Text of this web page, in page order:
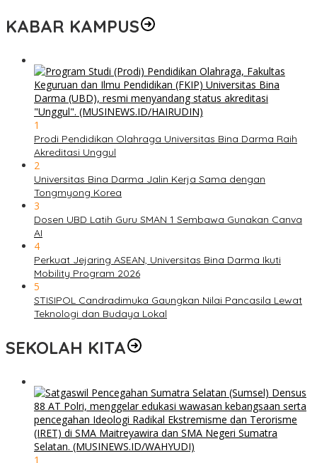
KABAR KAMPUS
1
Prodi Pendidikan Olahraga Universitas Bina Darma Raih
Akreditasi Unggul
2
Universitas Bina Darma Jalin Kerja Sama dengan
Tongmyong Korea
3
Dosen UBD Latih Guru SMAN 1 Sembawa Gunakan Canva
AI
4
Perkuat Jejaring ASEAN, Universitas Bina Darma Ikuti
Mobility Program 2026
5
STISIPOL Candradimuka Gaungkan Nilai Pancasila Lewat
Teknologi dan Budaya Lokal
SEKOLAH KITA
1